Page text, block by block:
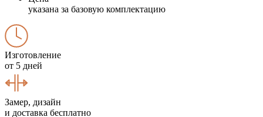
указана за базовую комплектацию
Изготовление
от 5 дней
Замер, дизайн
и доставка бесплатно